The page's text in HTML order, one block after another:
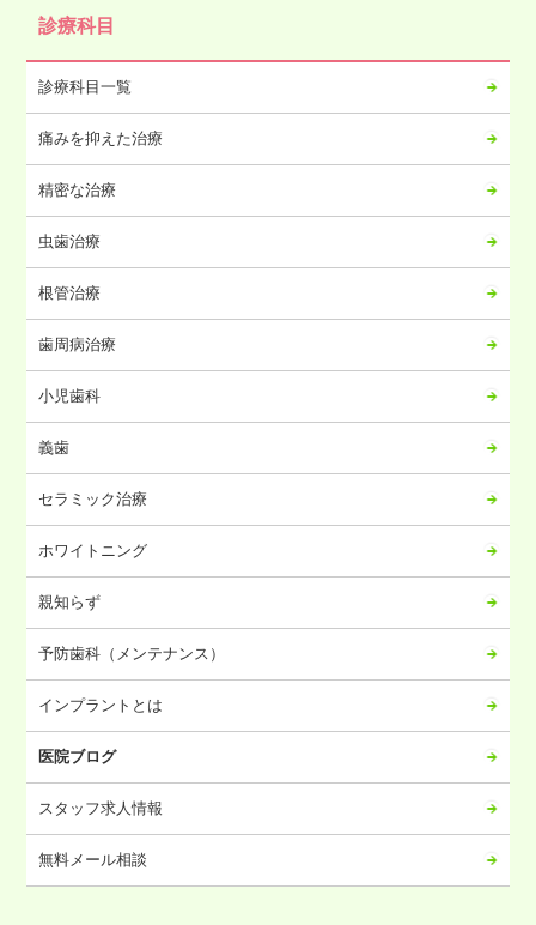
2024年08月
2024年07月
2024年06月
2024年05月
2024年04月
2024年03月
2024年02月
2024年01月
2023年12月
2023年11月
2023年10月
2023年09月
2023年08月
2023年07月
2023年06月
2023年05月
2023年04月
2023年03月
2023年02月
2023年01月
2022年11月
診療科目
診療科目一覧
痛みを抑えた治療
精密な治療
虫歯治療
根管治療
歯周病治療
小児歯科
義歯
セラミック治療
ホワイトニング
親知らず
予防歯科（メンテナンス）
インプラントとは
医院ブログ
スタッフ求人情報
無料メール相談